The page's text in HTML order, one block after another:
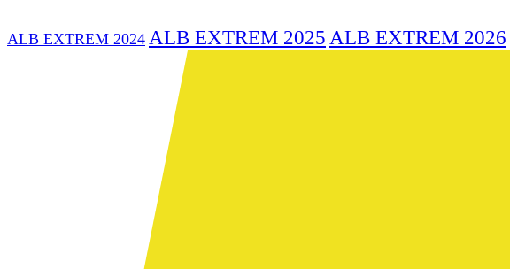
ALB EXTREM 2024 ALB EXTREM 2025 ALB EXTREM 2026